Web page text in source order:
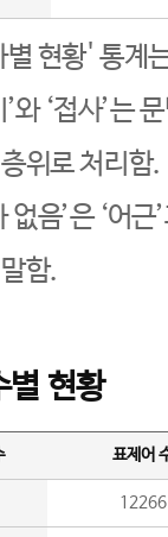
현황' 통계
와 ‘접사’는
위로 처리함.
없음’은 ‘어
함.
별 현황
표제어
12266